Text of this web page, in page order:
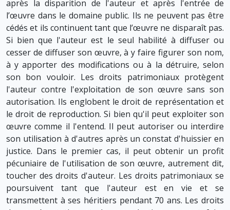
après la disparition de l'auteur et après l'entrée de
l’œuvre dans le domaine public. Ils ne peuvent pas être
cédés et ils continuent tant que l’œuvre ne disparaît pas.
Si bien que l'auteur est le seul habilité à diffuser ou
cesser de diffuser son œuvre, à y faire figurer son nom,
à y apporter des modifications ou à la détruire, selon
son bon vouloir. Les droits patrimoniaux protègent
l'auteur contre l'exploitation de son œuvre sans son
autorisation. Ils englobent le droit de représentation et
le droit de reproduction. Si bien qu'il peut exploiter son
œuvre comme il l'entend. Il peut autoriser ou interdire
son utilisation à d'autres après un constat d'huissier en
justice. Dans le premier cas, il peut obtenir un profit
pécuniaire de l'utilisation de son œuvre, autrement dit,
toucher des droits d'auteur. Les droits patrimoniaux se
poursuivent tant que l'auteur est en vie et se
transmettent à ses héritiers pendant 70 ans. Les droits